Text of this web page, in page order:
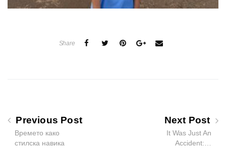
Share
Previous Post
Времето како
стилска навика
Next Post
It Was Just An
Accident:…